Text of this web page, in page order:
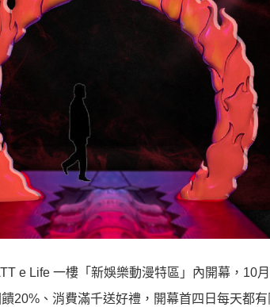
e Life 一樓「新娛樂動漫特區」內開幕，10
20%、消費滿千送好禮，開幕首四日每天都